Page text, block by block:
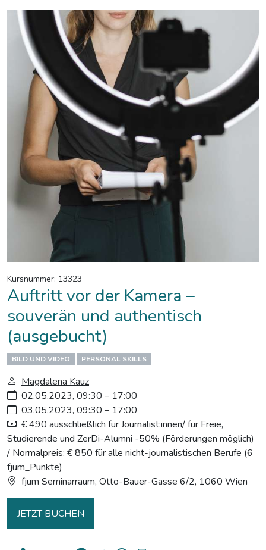
Kursnummer: 13323
Auftritt vor der Kamera –
souverän und authentisch
(ausgebucht)
BILD UND VIDEO PERSONAL SKILLS
Magdalena Kauz
02.05.2023, 09:30 – 17:00
03.05.2023, 09:30 – 17:00
€ 490 ausschließlich für Journalist:innen/ für Freie,
Studierende und ZerDi-Alumni -50% (Förderungen möglich)
/ Normalpreis: € 850 für alle nicht-journalistischen Berufe (6
fjum_Punkte)
fjum Seminarraum, Otto-Bauer-Gasse 6/2, 1060 Wien
JETZT BUCHEN